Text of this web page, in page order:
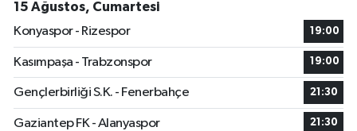
15 Ağustos, Cumartesi
Konyaspor - Rizespor
19:00
Kasımpaşa - Trabzonspor 19:00
Gençlerbirliği S.K. - Fenerbahçe 21:30
Gaziantep FK - Alanyaspor 21:30